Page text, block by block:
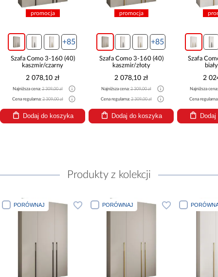
promocja
+85
Szafa Como 3-160 (40)
kaszmir/czarny
2 078,10 zł
Najniższa cena:2 309,00 zł
Cena regularna:2 309,00 zł
Dodaj do koszyka
promocja
+85
Szafa Como 3-160 (40)
kaszmir/złoty
2 078,10 zł
Najniższa cena:2 309,00 zł
Cena regularna:2 309,00 zł
Dodaj do koszyka
Szafa
2
Najniższa
Cena
Produkty z kolekcji
PORÓWNAJ PORÓWNAJ